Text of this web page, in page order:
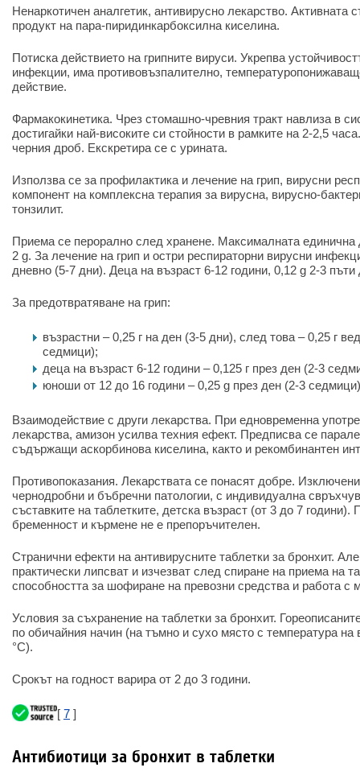
Ненаркотичен аналгетик, антивирусно лекарство. Активната
продукт на пара-пиридинкарбоксилна киселина.
Потиска действието на грипните вируси. Укрепва
инфекции, има противовъзпалително,
действие.
Фармакокинетика. Чрез стомашно-чревния тракт навлиза в
достигайки най-високите си стойности в рамките на 2-2,5
черния дроб. Екскретира се с урината.
Използва се за профилактика и лечение на грип, вирусни
компонент на комплексна терапия за вирусна, вирусно-
тонзилит.
Приема се перорално след хранене. Максималната единична
2 g. За лечение на грип и остри респираторни вирусни
дневно (5-7 дни). Деца на възраст 6-12 години, 0,12 g 2-3
За предотвратяване на грип:
възрастни – 0,25 г на ден (3-5 дни), след това – 0,25 г
седмици);
деца на възраст 6-12 години – 0,125 г през ден (2-3
юноши от 12 до 16 години – 0,25 g през ден (2-3
Взаимодействие с други лекарства. При едновременна
лекарства, амизон усилва техния ефект. Предписва се
съдържащи аскорбинова киселина, както и рекомбинантен
Противопоказания. Лекарствата се понасят добре.
чернодробни и бъбречни патологии, с индивидуална
съставките на таблетките, детска възраст (от 3 до 7
бременност и кърмене не е препоръчителен.
Странични ефекти на антивирусните таблетки за бронхит.
практически липсват и изчезват след спиране на приема на
способността за шофиране на превозни средства и работа с
Условия за съхранение на таблетки за бронхит.
по обичайния начин (на тъмно и сухо място с температура на
°C).
Срокът на годност варира от 2 до 3 години.
[ 7 ]
Антибиотици за бронхит в таблетки